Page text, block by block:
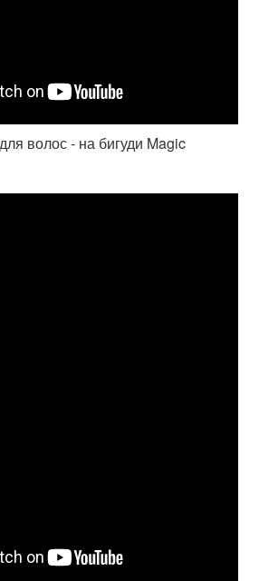
волос - на бигуди Magic